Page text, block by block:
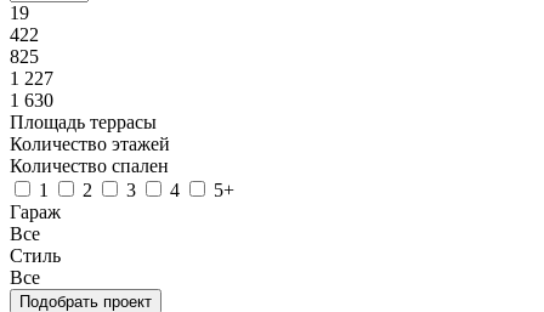
19
422
825
1 227
1 630
Площадь террасы
Количество этажей
Количество спален
1
2 3 4
5+
Гараж
Все
Стиль
Все